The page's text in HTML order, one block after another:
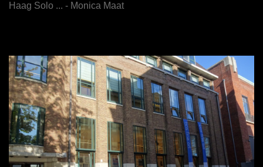
Haag Solo ... - Monica Maat